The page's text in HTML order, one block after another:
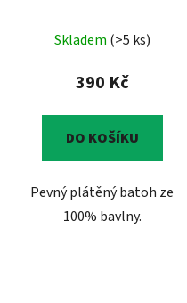
Skladem (>5 ks)
390 Kč
DO KOŠÍKU
Pevný plátěný batoh ze
100% bavlny.